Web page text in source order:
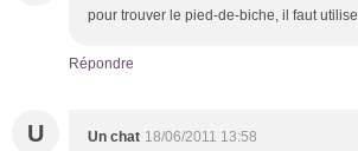
pour trouver le pied-de-biche, il faut
Répondre
U Un chat 18/06/2011 13:58